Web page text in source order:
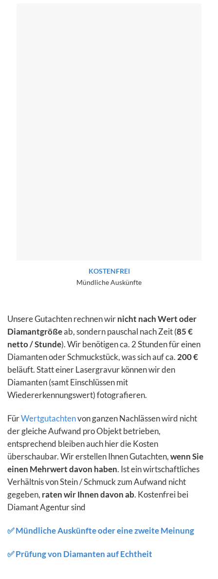
KOSTENFREI
Mündliche Auskünfte
Unsere Gutachten rechnen wirnicht nach Wert oder
Diamantgrößeab, sondern pauschal nach Zeit (85 €
netto / Stunde). Wir benötigen ca. 2 Stunden für einen
Diamanten oder Schmuckstück, was sich auf ca.200 €
beläuft. Statt einer Lasergravur können wir den
Diamanten (samt Einschlüssen mit
Wiedererkennungswert) fotografieren.
FürWertgutachtenvon ganzen Nachlässen wird nicht
der gleiche Aufwand pro Objekt betrieben,
entsprechend bleiben auch hier die Kosten
überschaubar. Wir erstellen Ihnen Gutachten,wenn Sie
einen Mehrwert davon haben. Ist ein wirtschaftliches
Verhältnis von Stein / Schmuck zum Aufwand nicht
gegeben, raten wir Ihnen davon ab. Kostenfreibei
Diamant Agentur sind
✅ Mündliche Auskünfte oder eine zweite Meinung
✅ Prüfung von Diamanten auf Echtheit